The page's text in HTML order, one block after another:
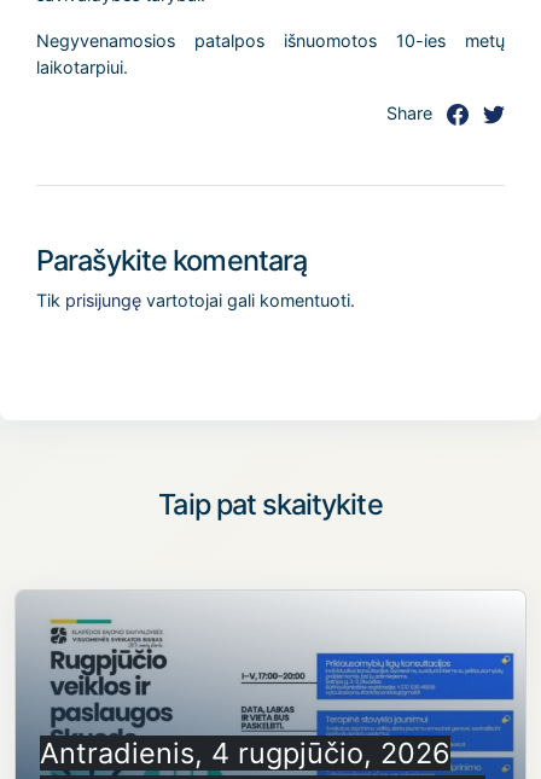
Negyvenamosios patalpos išnuomotos 10-ies metų
laikotarpiui.
Share
Parašykite komentarą
Tik prisijungęvartotojai gali komentuoti.
Taip pat skaitykite
Antradienis, 4 rugpjūčio, 2026